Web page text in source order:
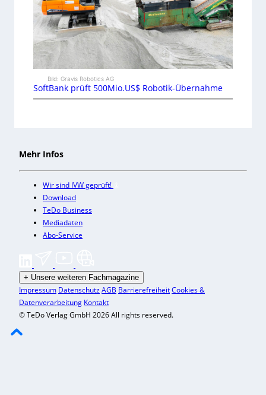
Bild: Gravis Robotics AG
SoftBank prüft 500Mio.US$ Robotik-Übernahme
Mehr Infos
Wir sind IVW geprüft!
Download
TeDo Business
Mediadaten
Abo-Service
+ Unsere weiteren Fachmagazine
Impressum DatenschutzAGB BarrierefreiheitCookies &
Datenverarbeitung Kontakt
© TeDo Verlag GmbH 2026 All rights reserved.